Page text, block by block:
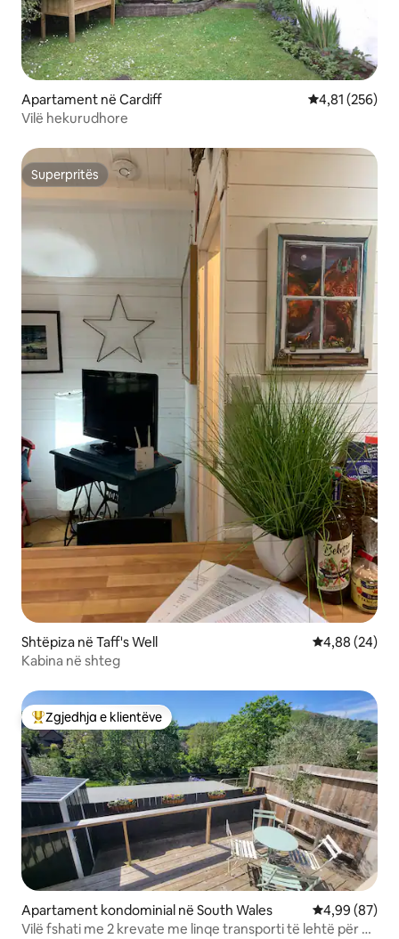
Apartament në Cardiff Vlerësimi
4,81 (256)
Vilë hekurudhore
Superpritës
Superpritës
Shtëpiza në Taff's Well Vlerësimi
4,88 (24)
Kabina në shteg
Më të mirat e zgjedhjeve të klientëve
Zgjedhja e klientëve
Apartament kondominial në South Wales Vlerësimi
4,99 (87)
Vilë fshati me 2 krevate me linqe transporti të lehtë për në